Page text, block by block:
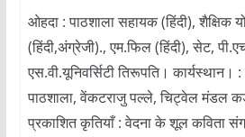
ओहदा : पाठशाला सहायक (हिंदी), शैक्षिक
(हिंदी,अंग्रेजी)., एम.फिल (हिंदी), सेट,
एस.वी.यूनिवर्सिटी तिरूपति। कार्यस्थान।
पाठशाला, वेंकटराजु पल्ले, चिट्वेल मंडल
प्रकाशित कृतियाँ : वेदना के शूल कविता